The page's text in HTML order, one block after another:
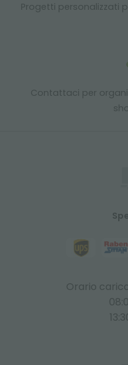
Progetti personalizzati
Contattaci per
Orario